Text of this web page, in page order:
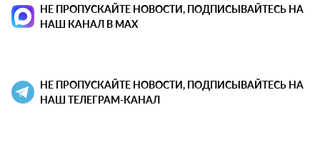
НЕ ПРОПУСКАЙТЕ НОВОСТИ, ПОДПИСЫВАЙТЕСЬ НА
НАШ КАНАЛ В MAX
НЕ ПРОПУСКАЙТЕ НОВОСТИ, ПОДПИСЫВАЙТЕСЬ НА
НАШ ТЕЛЕГРАМ-КАНАЛ